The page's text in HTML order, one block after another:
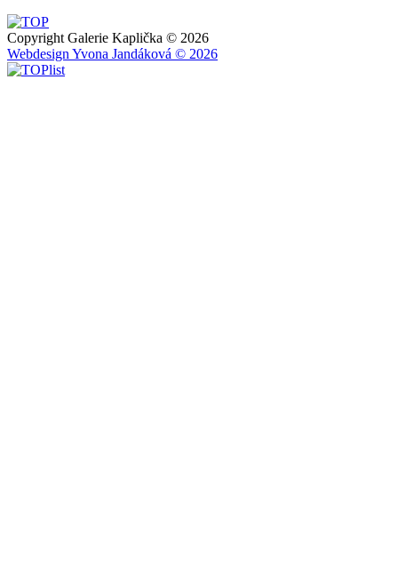
Copyright Galerie Kaplička © 2026
Webdesign Yvona Jandáková © 2026